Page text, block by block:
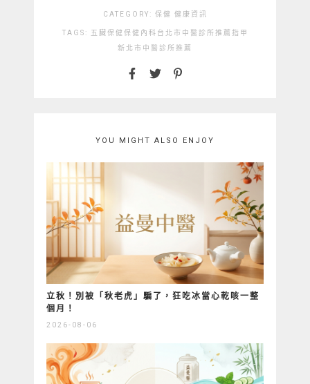
CATEGORY: 保健 健康資訊
TAGS: 五臟保健保健 內科 台北市中醫診所推薦 指甲
新北市中醫診所推薦
YOU MIGHT ALSO ENJOY
立秋！別被「秋老虎」騙了，狂吃冰當心乾咳一整
個月！
2026-08-06